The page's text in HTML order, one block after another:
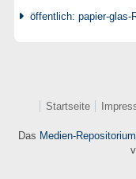
öffentlich: papier-glas-
Startseite
Das Medien-Repositorium